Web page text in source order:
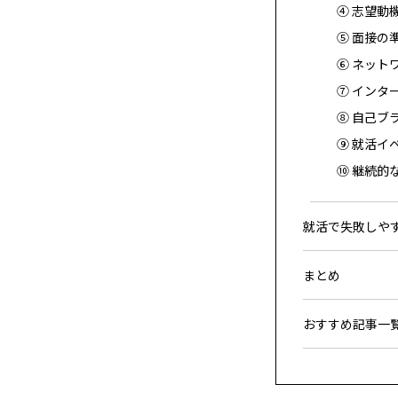
④ 志望動
⑤ 面接の
⑥ ネット
⑦ インタ
⑧ 自己ブ
⑨ 就活イ
⑩ 継続的
就活で失敗しや
まとめ
おすすめ記事一